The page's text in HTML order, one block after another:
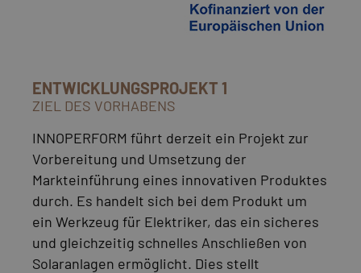
ENTWICKLUNGSPROJEKT 1
ZIEL DES VORHABENS
INNOPERFORM führt derzeit ein Projekt zur
Vorbereitung und Umsetzung der
Markteinführung eines innovativen Produktes
durch. Es handelt sich bei dem Produkt um
ein Werkzeug für Elektriker, das ein sicheres
und gleichzeitig schnelles Anschließen von
Solaranlagen ermöglicht. Dies stellt